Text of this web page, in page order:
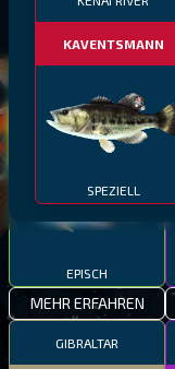
KAVENTSMANN
SPEZIELL
GESTRECKTER
SCHABEMUND-
BUNTBARSCH
EPISCH
MEHR ERFAHREN
GIBRALTAR